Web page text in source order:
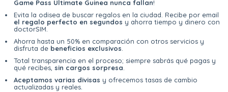
Game Pass Ultimate Guinea nunca fallan!
Evita la odisea de buscar regalos en la ciudad. Recibe por email
el regalo perfecto en segundos y ahorra tiempo y dinero con
doctorSIM.
Ahorra hasta un 50% en comparación con otros servicios y
disfruta de beneficios exclusivos
Total transparencia en el proceso; siempre sabrás qué pagas y
qué recibes, sin cargos sorpresa
Aceptamos varias divisas y ofrecemos tasas de cambio
actualizadas y reales.